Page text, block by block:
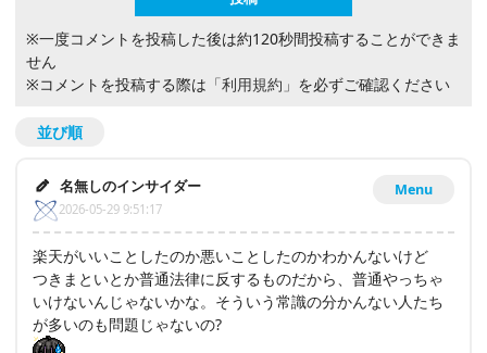
※一度コメントを投稿した後は約120秒間投稿することができま
せん
※コメントを投稿する際は 「利用規約」 を必ずご確認ください
並び順
Menu
名無しのインサイダー
2026-05-29 9:51:17
楽天がいいことしたのか悪いことしたのかわかんないけど
つきまといとか普通法律に反するものだから、普通やっちゃ
いけないんじゃないかな。そういう常識の分かんない人たち
が多いのも問題じゃないの?